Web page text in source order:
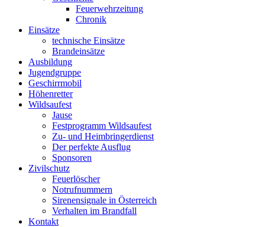
Feuerwehrzeitung
Chronik
Einsätze
technische Einsätze
Brandeinsätze
Ausbildung
Jugendgruppe
Geschirrmobil
Höhenretter
Wildsaufest
Jause
Festprogramm Wildsaufest
Zu- und Heimbringerdienst
Der perfekte Ausflug
Sponsoren
Zivilschutz
Feuerlöscher
Notrufnummern
Sirenensignale in Österreich
Verhalten im Brandfall
Kontakt